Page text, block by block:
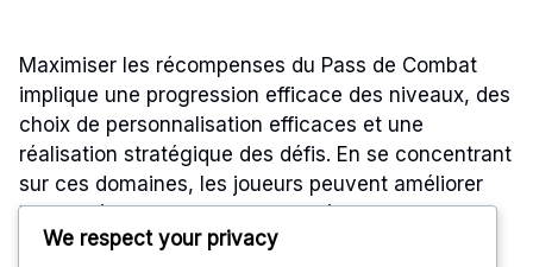
Maximiser les récompenses du Pass de Combat
implique une progression efficace des niveaux, des
choix de personnalisation efficaces et une
réalisation stratégique des défis. En se concentrant
sur ces domaines, les joueurs peuvent améliorer
leur expérience de jeu tout en débloquant des
récompenses exclusives.
We respect your privacy